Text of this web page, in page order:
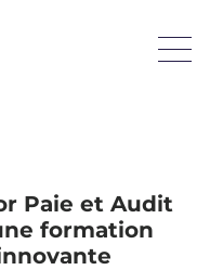
Paie et Audit
formation